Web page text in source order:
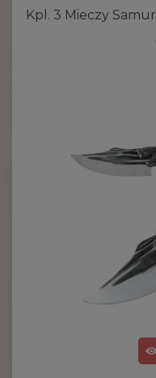
Kpl. 3 Mieczy